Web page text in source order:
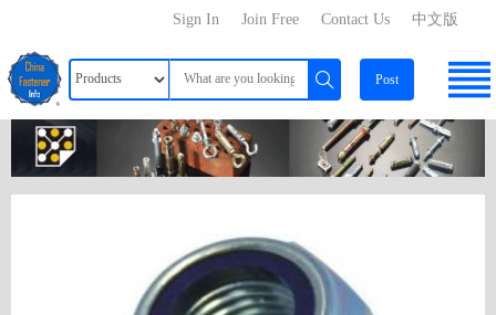
中文版
Contact Us
Join Free
Sign In
Post